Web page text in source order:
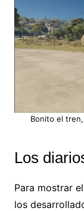
Bonito el
Los
Para mostrar
los